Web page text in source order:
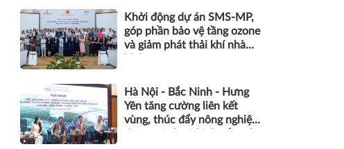
Khởi động dự án SMS-MP,
góp phần bảo vệ tầng ozone
và giảm phát thải khí nhà
Hà Nội - Bắc Ninh - Hưng
Yên tăng cường liên kết
vùng, thúc đẩy nông nghiệp